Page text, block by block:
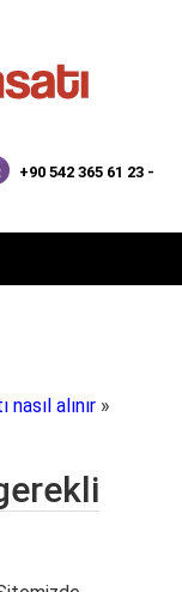
+90 542 365 61 23 -
nasıl alınır »